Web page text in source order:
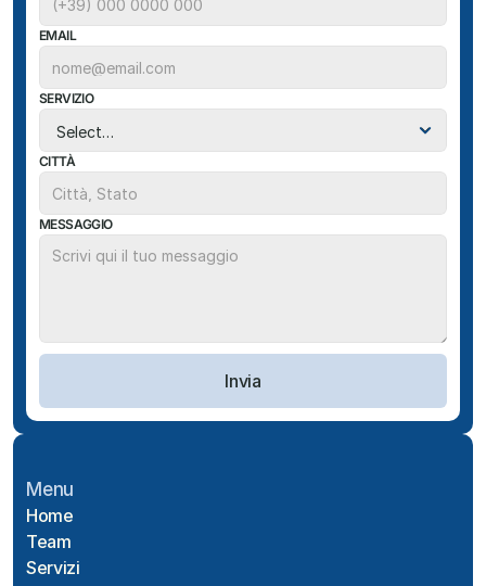
EMAIL
SERVIZIO
CITTÀ
MESSAGGIO
Invia
Menu
Home
Team
Servizi